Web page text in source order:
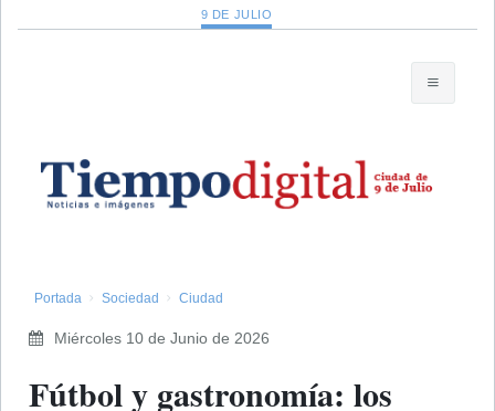
9 DE JULIO
Portada Sociedad Ciudad
Miércoles 10 de Junio de 2026
Fútbol y gastronomía: los